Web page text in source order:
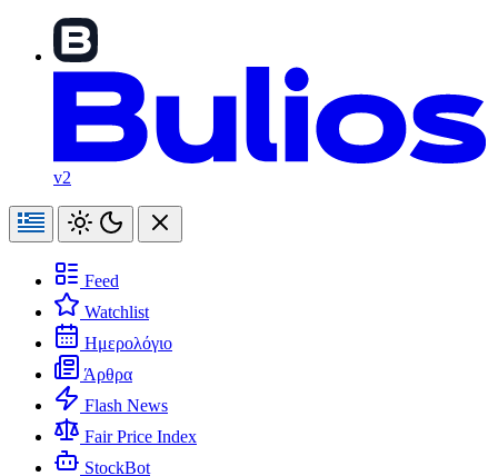
v2
Feed
Watchlist
Ημερολόγιο
Άρθρα
Flash News
Fair Price Index
StockBot